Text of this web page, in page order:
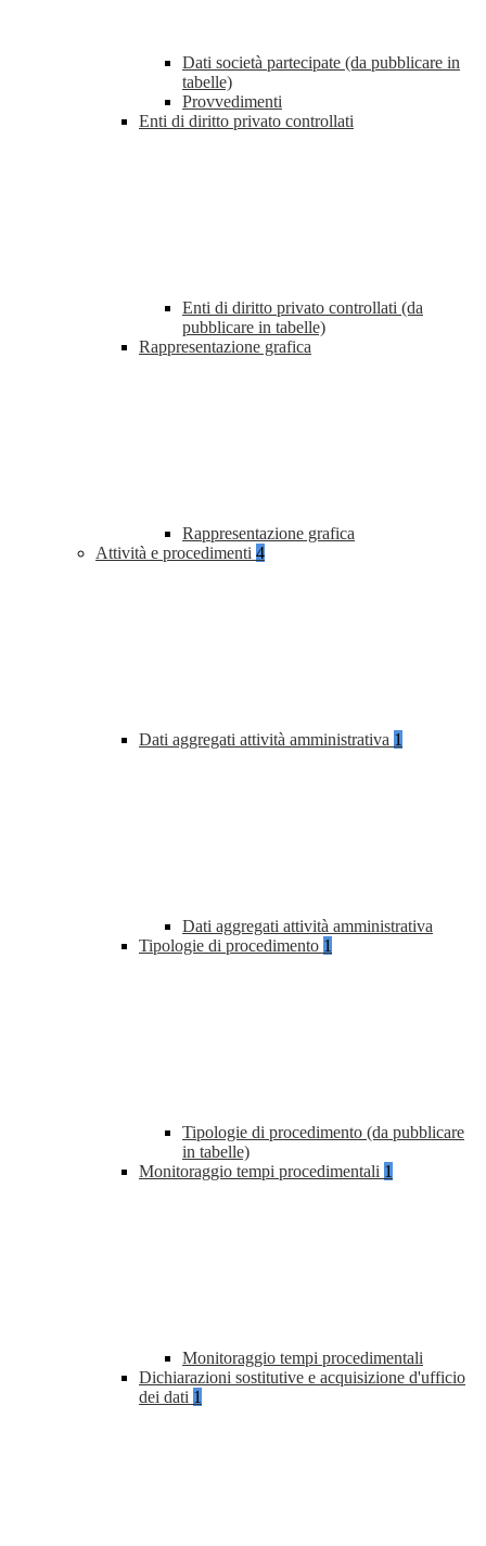
Dati società partecipate (da pubblicare in
tabelle)
Provvedimenti
Enti di diritto privato controllati
Enti di diritto privato controllati (da
pubblicare in tabelle)
Rappresentazione grafica
Rappresentazione grafica
Attività e procedimenti 4
Dati aggregati attività amministrativa 1
Dati aggregati attività amministrativa
Tipologie di procedimento 1
Tipologie di procedimento (da pubblicare
in tabelle)
Monitoraggio tempi procedimentali 1
Monitoraggio tempi procedimentali
Dichiarazioni sostitutive e acquisizione d'ufficio
dei dati 1